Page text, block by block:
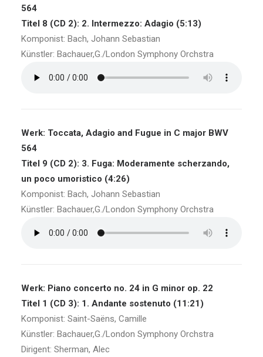
564
Titel 8 (CD 2): 2. Intermezzo: Adagio (5:13)
Komponist: Bach, Johann Sebastian
Künstler: Bachauer,G./London Symphony Orchstra
Werk: Toccata, Adagio and Fugue in C major BWV
564
Titel 9 (CD 2): 3. Fuga: Moderamente scherzando,
un poco umoristico (4:26)
Komponist: Bach, Johann Sebastian
Künstler: Bachauer,G./London Symphony Orchstra
Werk: Piano concerto no. 24 in G minor op. 22
Titel 1 (CD 3): 1. Andante sostenuto (11:21)
Komponist: Saint-Saëns, Camille
Künstler: Bachauer,G./London Symphony Orchstra
Dirigent: Sherman, Alec